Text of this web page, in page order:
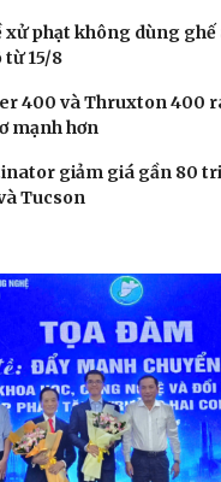
xử phạt không dùng
15/8
400 và Thruxton 400
mạnh hơn
giảm giá gần 80
Tucson